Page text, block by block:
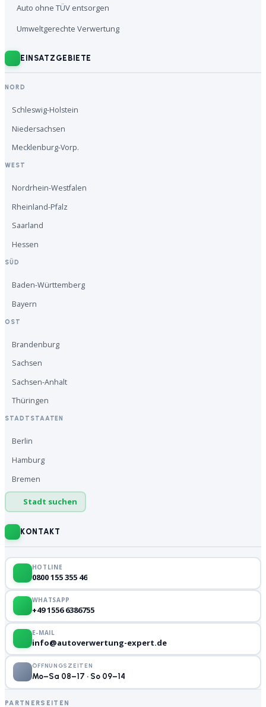
Auto ohne TÜV entsorgen
Umweltgerechte Verwertung
EINSATZGEBIETE
NORD
Schleswig-Holstein
Niedersachsen
Mecklenburg-Vorp.
WEST
Nordrhein-Westfalen
Rheinland-Pfalz
Saarland
Hessen
SÜD
Baden-Württemberg
Bayern
OST
Brandenburg
Sachsen
Sachsen-Anhalt
Thüringen
STADTSTAATEN
Berlin
Hamburg
Bremen
Stadt suchen
KONTAKT
HOTLINE
0800 155 355 46
WHATSAPP
+49 1556 6386755
E-MAIL
info@autoverwertung-expert.de
ÖFFNUNGSZEITEN
Mo–Sa 08–17 · So 09–14
PARTNERSEITEN